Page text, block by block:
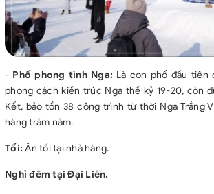
- Phố phong tình Nga: Là con phố đầu tiên
phong cách kiến trúc Nga thế kỷ 19-20, còn
Kết, bảo tồn 38 công trình từ thời Nga Trắng
hàng trăm năm.
Tối:Ăn tối tại nhà hàng.
Nghỉ đêm tại Đại Liên.